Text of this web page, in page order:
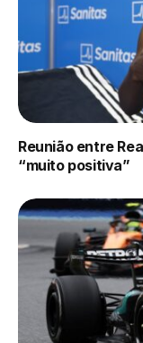
Reunião entre
“muito positiva”